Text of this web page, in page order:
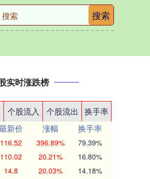
搜索
实时涨跌榜
个股流入 个股流出
换手率
新价 涨幅
换手率
116.52 396.89% 79.39%
110.02 20.21% 16.80%
14.8 20.03% 14.18%